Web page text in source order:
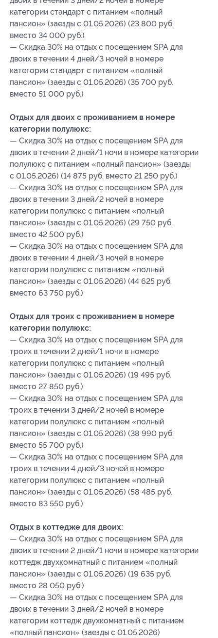
категории стандарт с питанием «полный
пансион» (заезды с 01.05.2026) (23 800 руб.
вместо 34 000 руб.)
— Скидка 30% на отдых с посещением SPA для
двоих в течении 4 дней/3 ночей в номере
категории стандарт с питанием «полный
пансион» (заезды с 01.05.2026) (35 700 руб.
вместо 51 000 руб.)
Отдых для двоих с проживанием в номере
категории полулюкс:
— Скидка 30% на отдых с посещением SPA для
двоих в течении 2 дней/1 ночи в номере категории
полулюкс с питанием «полный пансион» (заезды
с 01.05.2026) (14 875 руб. вместо 21 250 руб.)
— Скидка 30% на отдых с посещением SPA для
двоих в течении 3 дней/2 ночей в номере
категории полулюкс с питанием «полный
пансион» (заезды с 01.05.2026) (29 750 руб.
вместо 42 500 руб.)
— Скидка 30% на отдых с посещением SPA для
двоих в течении 4 дней/3 ночей в номере
категории полулюкс с питанием «полный
пансион» (заезды с 01.05.2026) (44 625 руб.
вместо 63 750 руб.)
Отдых для троих с проживанием в номере
категории полулюкс:
— Скидка 30% на отдых с посещением SPA для
троих в течении 2 дней/1 ночи в номере
категории полулюкс с питанием «полный
пансион» (заезды с 01.05.2026) (19 495 руб.
вместо 27 850 руб.)
— Скидка 30% на отдых с посещением SPA для
троих в течении 3 дней/2 ночей в номере
категории полулюкс с питанием «полный
пансион» (заезды с 01.05.2026) (38 990 руб.
вместо 55 700 руб.)
— Скидка 30% на отдых с посещением SPA для
троих в течении 4 дней/3 ночей в номере
категории полулюкс с питанием «полный
пансион» (заезды с 01.05.2026) (58 485 руб.
вместо 83 550 руб.)
Отдых в коттедже для двоих:
— Скидка 30% на отдых с посещением SPA для
двоих в течении 2 дней/1 ночи в номере категории
коттедж двухкомнатный с питанием «полный
пансион» (заезды с 01.05.2026) (19 635 руб.
вместо 28 050 руб.)
— Скидка 30% на отдых с посещением SPA для
двоих в течении 3 дней/2 ночей в номере
категории коттедж двухкомнатный с питанием
«полный пансион» (заезды с 01.05.2026)